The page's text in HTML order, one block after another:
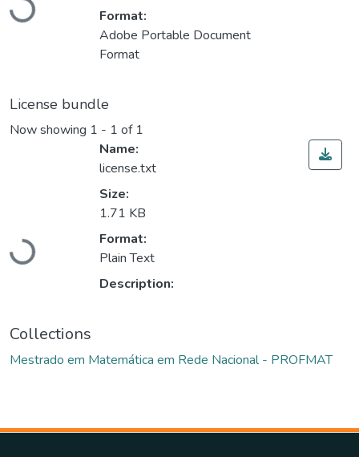
Loading...
Format:
Adobe Portable Document
Format
License bundle
Now showing 1 - 1 of 1
Loading...
Name:
license.txt
Size:
1.71 KB
Format:
Plain Text
Description:
Collections
Mestrado em Matemática em Rede Nacional - PROFMAT